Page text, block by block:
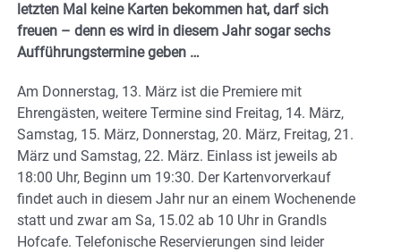
letzten Mal keine Karten bekommen hat, darf sich
freuen – denn es wird in diesem Jahr sogar sechs
Aufführungstermine geben …
Am Donnerstag, 13. März ist die Premiere mit
Ehrengästen, weitere Termine sind Freitag, 14. März,
Samstag, 15. März, Donnerstag, 20. März, Freitag, 21.
März und Samstag, 22. März. Einlass ist jeweils ab
18:00 Uhr, Beginn um 19:30. Der Kartenvorverkauf
findet auch in diesem Jahr nur an einem Wochenende
statt und zwar am Sa, 15.02 ab 10 Uhr in Grandls
Hofcafe. Telefonische Reservierungen sind leider